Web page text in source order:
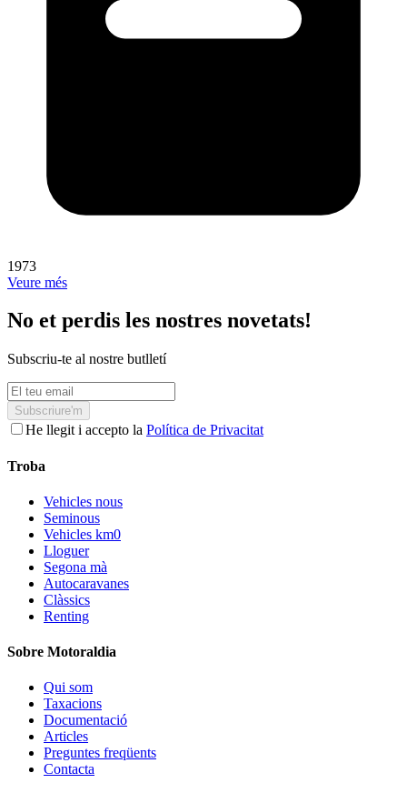
1973
Veure més
No et perdis les nostres novetats!
Subscriu-te al nostre butlletí
Subscriure'm
He llegit i accepto la Política de Privacitat
Troba
Vehicles nous
Seminous
Vehicles km0
Lloguer
Segona mà
Autocaravanes
Clàssics
Renting
Sobre Motoraldia
Qui som
Taxacions
Documentació
Articles
Preguntes freqüents
Contacta